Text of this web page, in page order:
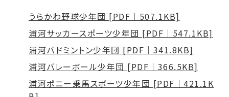
うらかわ野球少年団 [PDF｜507.1KB]
浦河サッカースポーツ少年団 [PDF｜547.1KB]
浦河バドミントン少年団 [PDF｜341.8KB]
浦河バレーボール少年団 [PDF｜366.5KB]
浦河ポニー乗馬スポーツ少年団 [PDF｜421.1K